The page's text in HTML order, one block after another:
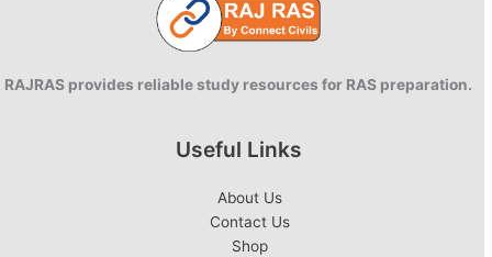
RAJRAS provides reliable study resources for RAS preparation.
Useful Links
About Us
Contact Us
Shop